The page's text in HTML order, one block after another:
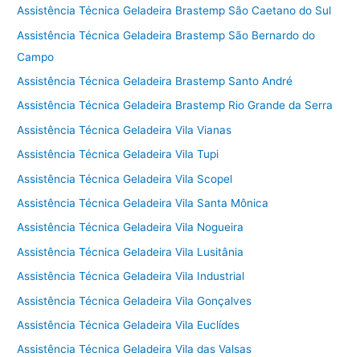
Assistência Técnica Geladeira Brastemp São Caetano do Sul
Assistência Técnica Geladeira Brastemp São Bernardo do
Campo
Assistência Técnica Geladeira Brastemp Santo André
Assistência Técnica Geladeira Brastemp Rio Grande da Serra
Assistência Técnica Geladeira Vila Vianas
Assistência Técnica Geladeira Vila Tupi
Assistência Técnica Geladeira Vila Scopel
Assistência Técnica Geladeira Vila Santa Mônica
Assistência Técnica Geladeira Vila Nogueira
Assistência Técnica Geladeira Vila Lusitânia
Assistência Técnica Geladeira Vila Industrial
Assistência Técnica Geladeira Vila Gonçalves
Assistência Técnica Geladeira Vila Euclídes
Assistência Técnica Geladeira Vila das Valsas